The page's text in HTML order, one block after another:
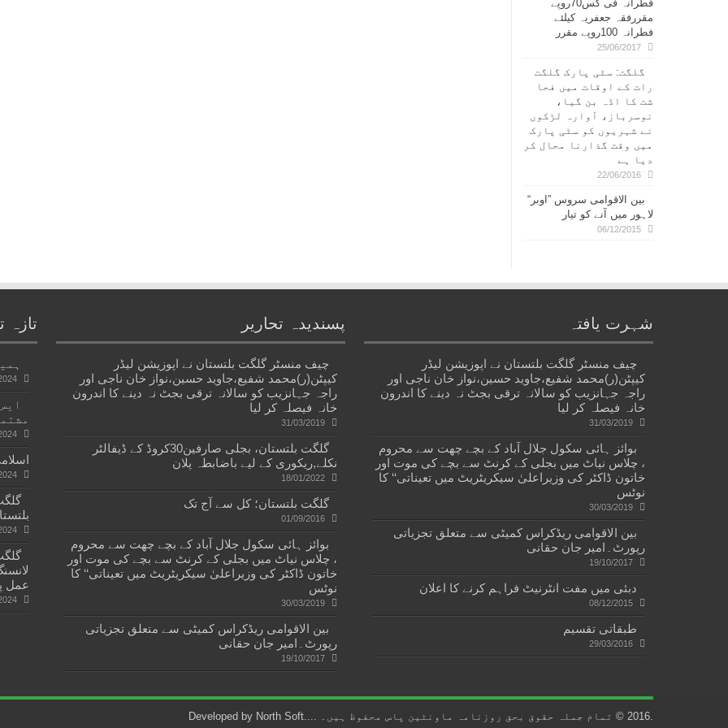
فطرانہ فی کس70روپے
مقررفقہ جعفریہ کیلئے
فطرانہ 100روپے مقرر
25/06/2017
گلگت: سٹی پارک گلگت
رات کے اوقات میں فحا
شت کا اڈہ بن گیا،
نوسرباز، آوارہ لڑکوں
نے شہریوں کو سٹی پارک
میں وقت گذارنا محال کر
دیا ہے
22/06/2016
بین الاقوامی سروس ”اوبر“
لاہور میں آنے کو تیار
06/12/2015
شہرت یافتہ
چیف منسٹر گلگت بلتستان نے اپوزیشن لیڈر
کیپٹن(ر)محمد شفیع،جاوید حسین،نواز خان ناجی اور
راجہ جہانزیب کو سالانہ ترقی بجٹ نہ دینے کا اندرون
خانہ فیصلہ کر لیا
31/03/2019
بوائز ہائی سکول جلال آباد کے بچے چھت سے محروم
، چلاس نیاٹ میں بجلی کے کرنٹ سے بچے کی موت اور
خاتون ڈاکٹر کی وزیراعلیٰ سیکریٹریٹ میں تعیناتی‘‘ کا
نوٹس
30/03/2019
بین الاقوامی ریڈکراس کمیٹی سے متعلق تجزیاتی
رپورٹ۔امیر جان حقانی
19/10/2017
دبئی میں مفت انٹرنیٹ فراہم کرنے کا اعلان
08/12/2015
طبقاتی تقسیم
29/03/2016
پسندیدہ تحاریر
چیف منسٹر گلگت بلتستان نے اپوزیشن لیڈر
کیپٹن(ر)محمد شفیع،جاوید حسین،نواز خان ناجی اور
راجہ جہانزیب کو سالانہ ترقی بجٹ نہ دینے کا اندرون
خانہ فیصلہ کر لیا
31/03/2019
گلگت بلتستان، بجلی صارفین30کروڈ کے ڈیفالٹر
نکلے,ریکوری کے لیے باضابطہ پلان
18/01/2022
گلگت بلتستان؛ کل سے آج تک
01/09/2016
بوائز ہائی سکول جلال آباد کے بچے چھت سے محروم
، چلاس نیاٹ میں بجلی کے کرنٹ سے بچے کی موت اور
خاتون ڈاکٹر کی وزیراعلیٰ سیکریٹریٹ میں تعیناتی‘‘ کا
نوٹس
30/03/2019
بین الاقوامی ریڈکراس کمیٹی سے متعلق تجزیاتی
رپورٹ۔امیر جان حقانی
19/10/2017
تازہ
عمل
.2016 © تمام جملہ حقوق بحق روزنامہ ماونٹین پاس محفوظ ہیں۔ ....Developed by North Soft